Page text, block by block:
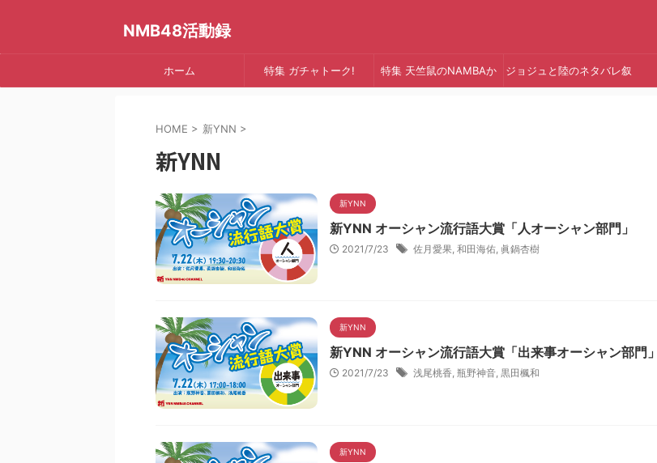
NMB48活動録
ホーム 特集 ガチャトーク! 特集 天竺鼠のNAMBAか ジョジュと陸のネタバレ叙
HOME > 新YNN >
新YNN
新YNN
新YNN オーシャン流行語大賞「人オーシャン部門」
2021/7/23 佐月愛果, 和田海佑, 眞鍋杏樹
新YNN
新YNN オーシャン流行語大賞「出来事オーシャン部門」
2021/7/23 浅尾桃香, 瓶野神音, 黒田楓和
新YNN